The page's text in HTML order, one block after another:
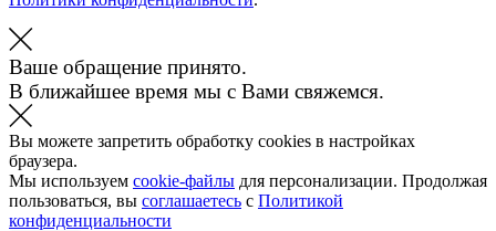
Ваше обращение принято.
В ближайшее время мы с Вами свяжемся.
Вы можете запретить обработку cookies в настройках
браузера.
Мы используем cookie-файлы для персонализации. Продолжая
пользоваться, вы соглашаетесь с Политикой
конфиденциальности